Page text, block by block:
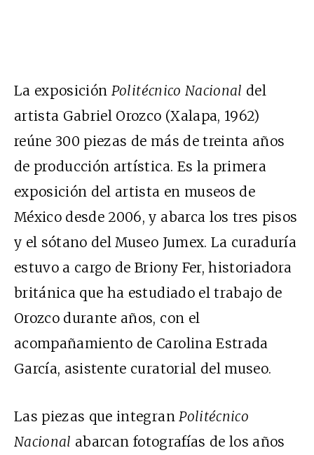
La exposición Politécnico Nacional del
artista Gabriel Orozco (Xalapa, 1962)
reúne 300 piezas de más de treinta años
de producción artística. Es la primera
exposición del artista en museos de
México desde 2006, y abarca los tres pisos
y el sótano del Museo Jumex. La curaduría
estuvo a cargo de Briony Fer, historiadora
británica que ha estudiado el trabajo de
Orozco durante años, con el
acompañamiento de Carolina Estrada
García, asistente curatorial del museo.
Las piezas que integranPolitécnico
Nacional abarcan fotografías de los años